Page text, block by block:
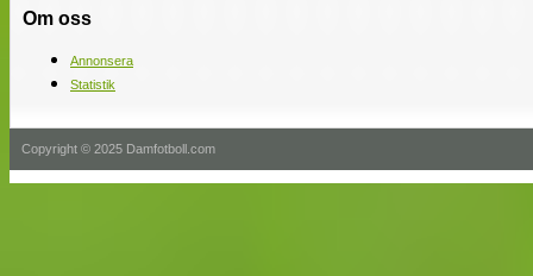
Om oss
Annonsera
Statistik
Copyright © 2025 Damfotboll.com